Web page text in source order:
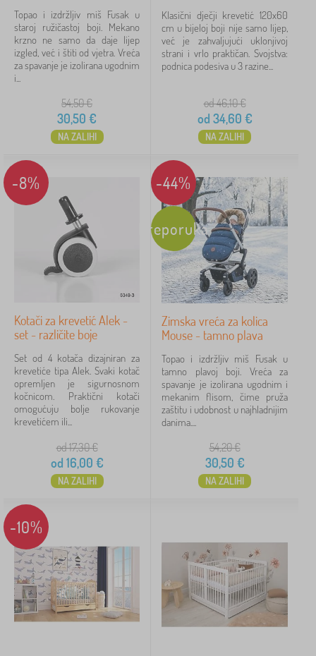
Topao i izdržljiv miš Fusak u
staroj ružičastoj boji. Mekano
krzno ne samo da daje lijep
izgled, već i štiti od vjetra. Vreća
za spavanje je izolirana ugodnim
i...
54,50€
30,50 €
NA ZALIHI
Klasični dječji krevetić 120x60
cm u bijeloj boji nije samo lijep,
već je zahvaljujući uklonjivoj
strani i vrlo praktičan. Svojstva:
podnica podesiva u 3 razine...
od 46,10€
od 34,60 €
NA ZALIHI
-8%
Kotači za krevetić Alek -
set - različite boje
Set od 4 kotača dizajniran za
krevetiće tipa Alek. Svaki kotač
opremljen je sigurnosnom
kočnicom. Praktični kotači
omogućuju bolje rukovanje
krevetićem ili...
od 17,30€
od 16,00 €
NA ZALIHI
-44%
Preporuka
Zimska vreća za kolica
Mouse - tamno plava
Topao i izdržljiv miš Fusak u
tamno plavoj boji. Vreća za
spavanje je izolirana ugodnim i
mekanim flisom, čime pruža
zaštitu i udobnost u najhladnijim
danima....
54,20€
30,50 €
NA ZALIHI
-10%